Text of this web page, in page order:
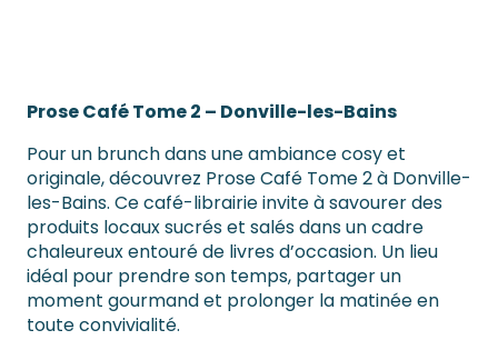
Prose Café Tome 2 – Donville-les-Bains
Pour un brunch dans une ambiance cosy et
originale, découvrez Prose Café Tome 2 à Donville-
les-Bains. Ce café-librairie invite à savourer des
produits locaux sucrés et salés dans un cadre
chaleureux entouré de livres d’occasion. Un lieu
idéal pour prendre son temps, partager un
moment gourmand et prolonger la matinée en
toute convivialité.